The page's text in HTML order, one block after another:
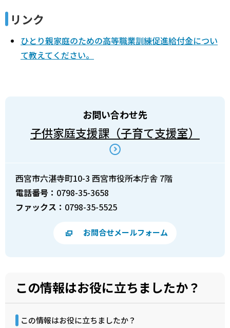
リンク
ひとり親家庭のための高等職業訓練促進給付金につい
て教えてください。
お問い合わせ先
子供家庭支援課（子育て支援室）
西宮市六湛寺町10-3 西宮市役所本庁舎 7階
電話番号： 0798-35-3658
ファックス： 0798-35-5525
お問合せメールフォーム
この情報はお役に立ちましたか？
この情報はお役に立ちましたか？